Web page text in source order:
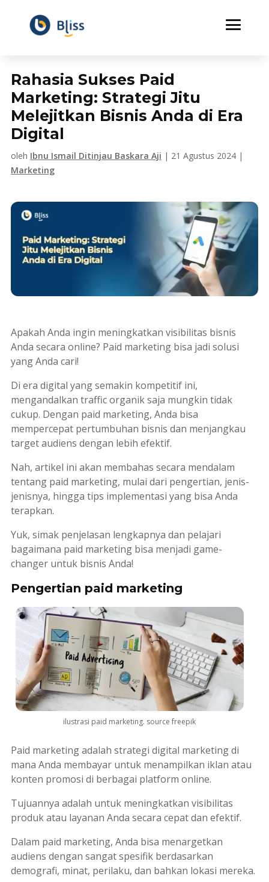
Rahasia Sukses Paid
Marketing: Strategi Jitu
Melejitkan Bisnis Anda di Era
Digital
oleh Ibnu Ismail Ditinjau Baskara Aji | 21 Agustus 2024|
Marketing
Apakah Anda ingin meningkatkan visibilitas bisnis
Anda secara online? Paid marketingbisa jadi solusi
yang Anda cari!
Di era digital yang semakin kompetitif ini,
mengandalkan trafficorganik saja mungkin tidak
cukup. Dengan paid marketing, Anda bisa
mempercepat pertumbuhan bisnis dan menjangkau
target audiens dengan lebih efektif.
Nah, artikel ini akan membahas secara mendalam
tentang paid marketing, mulai dari pengertian, jenis-
jenisnya, hingga tips implementasi yang bisa Anda
terapkan.
Yuk, simak penjelasan lengkapnya dan pelajari
bagaimana paid marketingbisa menjadi game-
changeruntuk bisnis Anda!
Pengertian paid marketing
ilustrasi paid marketing. source freepik
Paid marketingadalah strategi digital marketingdi
mana Anda membayar untuk menampilkan iklan atau
konten promosi di berbagai platform online.
Tujuannya adalah untuk meningkatkan visibilitas
produk atau layanan Anda secara cepat dan efektif.
Dalam paid marketing, Anda bisa menargetkan
audiens dengan sangat spesifik berdasarkan
demografi, minat, perilaku, dan bahkan lokasi mereka.